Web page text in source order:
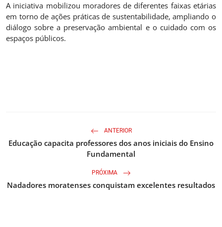
A iniciativa mobilizou moradores de diferentes faixas etárias
em torno de ações práticas de sustentabilidade, ampliando o
diálogo sobre a preservação ambiental e o cuidado com os
espaços públicos.
ANTERIOR
Educação capacita professores dos anos iniciais do Ensino
Fundamental
PRÓXIMA
Nadadores moratenses conquistam excelentes resultados